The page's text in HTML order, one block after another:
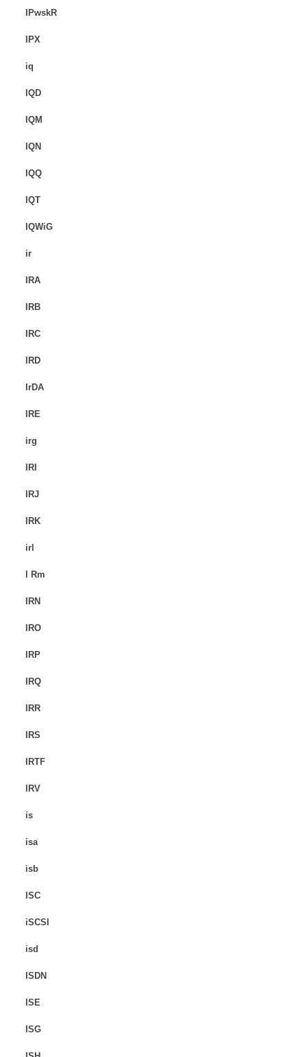
IPwskR
IPX
iq
IQD
IQM
IQN
IQQ
IQT
IQWiG
ir
IRA
IRB
IRC
IRD
IrDA
IRE
irg
IRI
IRJ
IRK
irl
I Rm
IRN
IRO
IRP
IRQ
IRR
IRS
IRTF
IRV
is
isa
isb
ISC
iSCSI
isd
ISDN
ISE
ISG